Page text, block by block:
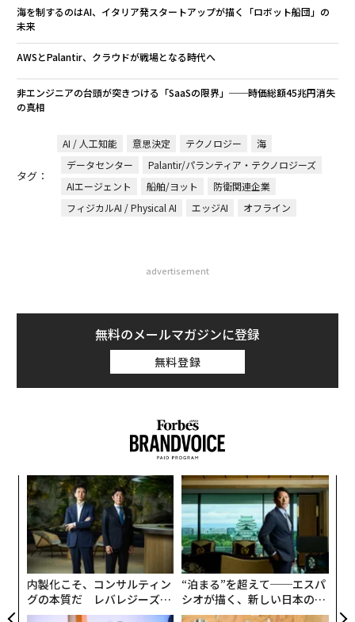
海を制するのはAI、イタリア発スタートアップが描く「ロボット船団」の
未来
AWSとPalantir、クラウドが戦場となる時代へ
非エンジニアの台頭が突きつける「SaaSの限界」──時価総額45兆円消失
の真相
タグ：
AI / 人工知能 意思決定 テクノロジー
海
データセンター
Palantir/パランティア・テクノロジーズ
AIエージェント
船舶/ヨット
防衛関連企業
フィジカルAI / Physical AI
エッジAI オフライン
advertisement
無料のメールマガジンに登録
無料登録
内製化こそ、コンサルティン
グの本質だ レバレジーズが
実践する、次世代ファームの
“泊まる”を超えて──エスパ
シオが描く、新しい日本のラ
グジュアリー（前編）